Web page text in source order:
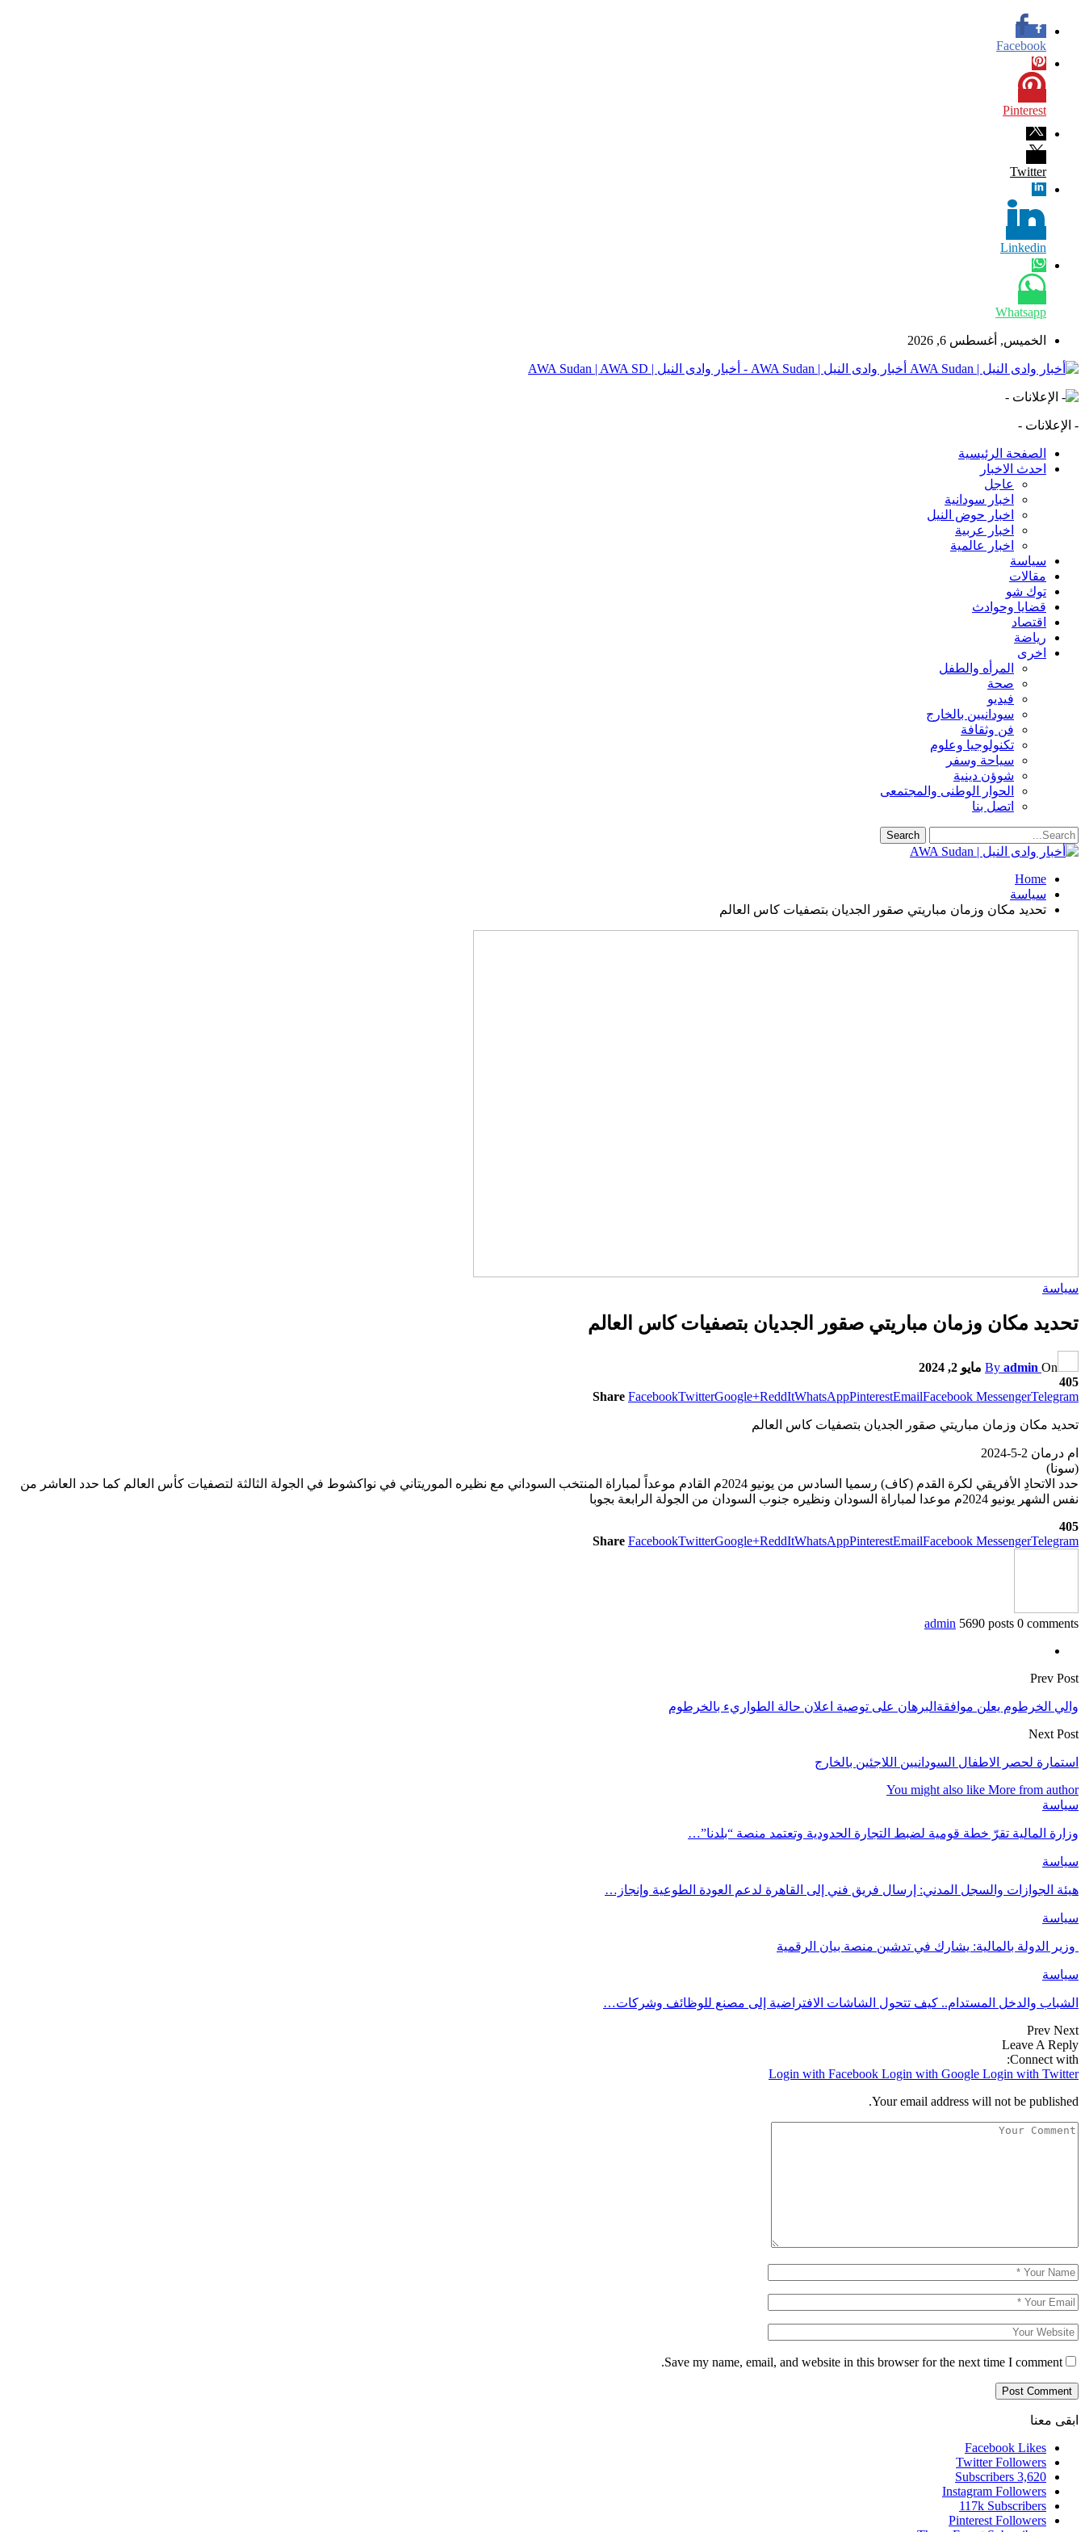
Facebook
Pinterest
Twitter
Linkedin
Whatsapp
الخميس, أغسطس 6, 2026
أخبار وادى النيل | AWA Sudan - أخبار وادى النيل | AWA Sudan | AWA SD
- الإعلانات -
الصفحة الرئيسية
احدث الاخبار
عاجل
اخبار سودانية
اخبار حوض النيل
اخبار عربية
اخبار عالمية
سياسة
مقالات
توك شو
قضايا وحوادث
اقتصاد
رياضة
اخرى
المرأه والطفل
صحة
فيديو
سودانيين بالخارج
فن وثقافة
تكنولوجيا وعلوم
سياحة وسفر
شوؤن دينية
الحوار الوطنى والمجتمعى
اتصل بنا
Home
سياسة
تحديد مكان وزمان مباريتي صقور الجديان بتصفيات كاس العالم
سياسة
تحديد مكان وزمان مباريتي صقور الجديان بتصفيات كاس العالم
By admin On
مايو 2, 2024
405
Share FacebookTwitterGoogle+ReddItWhatsAppPinterestEmailFacebook MessengerTelegram
تحديد مكان وزمان مباريتي صقور الجديان بتصفيات كاس العالم
ام درمان 2-5-2024
(سونا)
حدد الاتحادِ الأفريقي لكرة القدم (كاف) رسميا السادس من يونيو 2024م القادم موعداً لمباراة المنتخب السوداني مع نظيره الموريتاني في نواكشوط في الجولة الثالثة لتصفيات كأس العالم كما حدد العاشر من
نفس الشهر يونيو 2024م موعدا لمباراة السودان ونظيره جنوب السودان من الجولة الرابعة بجوبا
405
Share FacebookTwitterGoogle+ReddItWhatsAppPinterestEmailFacebook MessengerTelegram
admin 5690 posts 0 comments
Prev Post
والي الخرطوم يعلن موافقةالبرهان على توصية اعلان حالة الطواريء بالخرطوم
Next Post
استمارة لحصر الاطفال السودانيين اللاجئين بالخارج
You might also like More from author
سياسة
وزارة المالية تقرّ خطة قومية لضبط التجارة الحدودية وتعتمد منصة “بلدنا”…
سياسة
هيئة الجوازات والسجل المدني: إرسال فريق فني إلى القاهرة لدعم العودة الطوعية وإنجاز…
سياسة
وزير الدولة بالمالية: يشارك في تدشين منصة بيان الرقمية
سياسة
الشباب والدخل المستدام.. كيف تتحول الشاشات الافتراضية إلى مصنع للوظائف وشركات…
Prev Next
Leave A Reply
Connect with:
Login with Facebook Login with Google Login with Twitter
Your email address will not be published.
Save my name, email, and website in this browser for the next time I comment.
ابقى معنا
Facebook Likes
Twitter Followers
3,620
Subscribers
Instagram Followers
117k Subscribers
Pinterest Followers